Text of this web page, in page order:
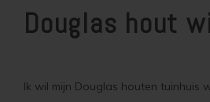
Douglas hout
Ik wil mijn Douglas houten tuinhuis